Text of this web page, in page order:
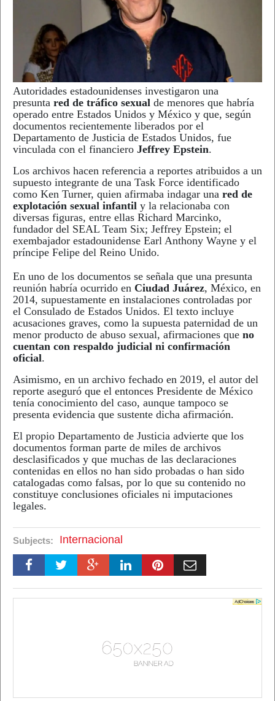
Autoridades estadounidenses investigaron una
presunta red de tráfico sexual de menores que habría
operado entre Estados Unidos y México y que, según
documentos recientemente liberados por el
Departamento de Justicia de Estados Unidos, fue
vinculada con el financiero Jeffrey Epstein.
Los archivos hacen referencia a reportes atribuidos a un
supuesto integrante de una Task Force identificado
como Ken Turner, quien afirmaba indagar una red de
explotación sexual infantil y la relacionaba con
diversas figuras, entre ellas Richard Marcinko,
fundador del SEAL Team Six; Jeffrey Epstein; el
exembajador estadounidense Earl Anthony Wayne y el
príncipe Felipe del Reino Unido.
En uno de los documentos se señala que una presunta
reunión habría ocurrido en Ciudad Juárez, México, en
2014, supuestamente en instalaciones controladas por
el Consulado de Estados Unidos. El texto incluye
acusaciones graves, como la supuesta paternidad de un
menor producto de abuso sexual, afirmaciones que no
cuentan con respaldo judicial ni confirmación
oficial.
Asimismo, en un archivo fechado en 2019, el autor del
reporte aseguró que el entonces Presidente de México
tenía conocimiento del caso, aunque tampoco se
presenta evidencia que sustente dicha afirmación.
El propio Departamento de Justicia advierte que los
documentos forman parte de miles de archivos
desclasificados y que muchas de las declaraciones
contenidas en ellos no han sido probadas o han sido
catalogadas como falsas, por lo que su contenido no
constituye conclusiones oficiales ni imputaciones
legales.
Subjects: Internacional